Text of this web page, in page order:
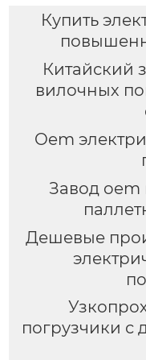
Купить
Китайский
вилочных
Oem
Завод oem
Дешевые
погрузчики с